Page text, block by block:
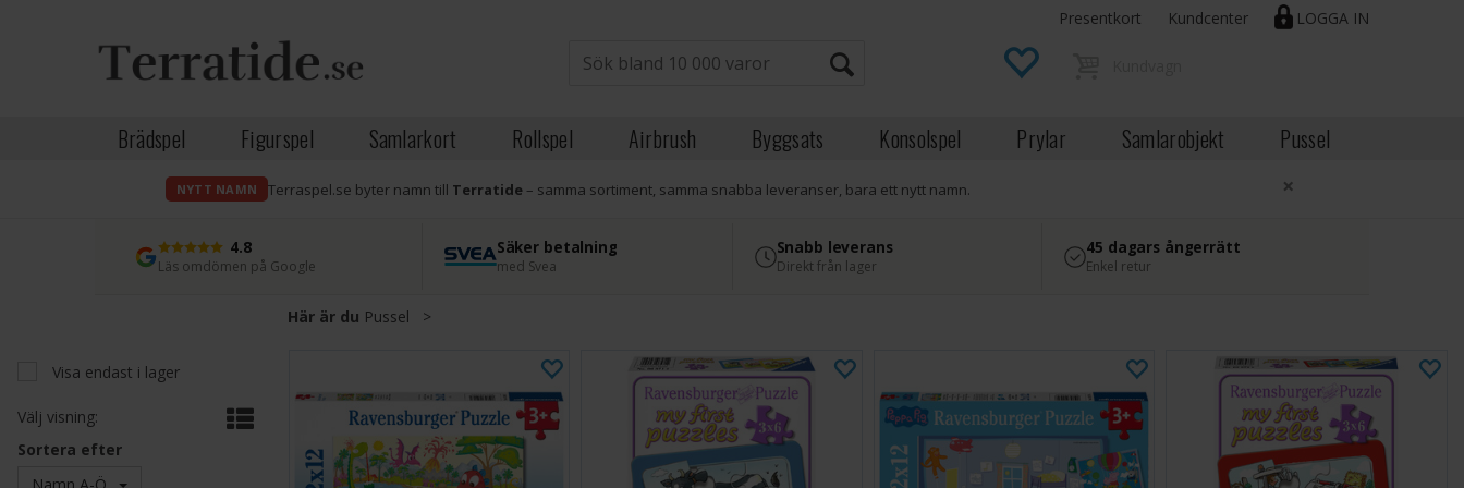
LOGGA IN
Presentkort Kundcenter
Brädspel Figurspel Samlarkort Rollspel Airbrush Byggsats Konsolspel Prylar Samlarobjekt Pussel
NYTT NAMN Terraspel.se byter namn till Terratide– samma sortiment, samma snabba leveranser, bara ett nytt namn. ×
4.8
Läs omdömen på Google
Säker betalning
med Svea
Snabb leverans
Direkt från lager
45 dagars ångerrätt
Enkel retur
Här är du Pussel >
Visa endast i lager
Välj visning:
Sortera efter